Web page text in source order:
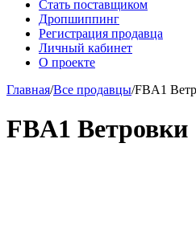
Стать поставщиком
Дропшиппинг
Регистрация продавца
Личный кабинет
О проекте
Главная/Все продавцы/FBA1
FBA1 Ветровки